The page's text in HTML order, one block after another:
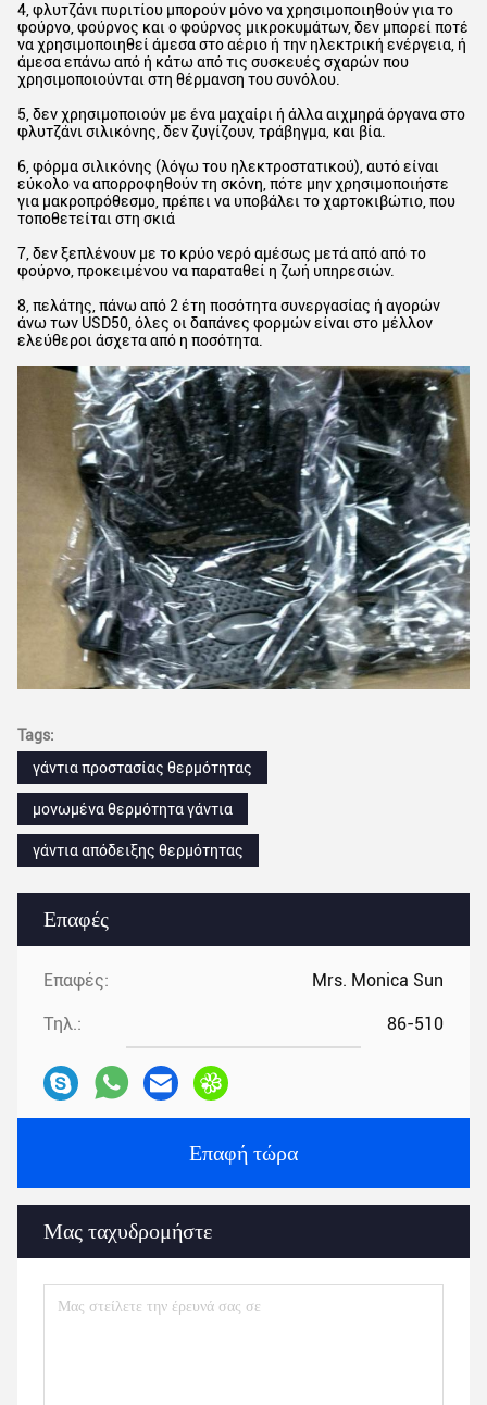
Επαφές
Επαφές: Mrs. Monica Sun
Τηλ.: 86-510
Επαφή τώρα
Μας ταχυδρομήστε
4, φλυτζάνι πυριτίου μπορούν μόνο να χρησιμοποιηθούν για το
φούρνο, φούρνος και ο φούρνος μικροκυμάτων, δεν μπορεί ποτέ
να χρησιμοποιηθεί άμεσα στο αέριο ή την ηλεκτρική ενέργεια, ή
άμεσα επάνω από ή κάτω από τις συσκευές σχαρών που
χρησιμοποιούνται στη θέρμανση του συνόλου.
5, δεν χρησιμοποιούν με ένα μαχαίρι ή άλλα αιχμηρά όργανα στο
φλυτζάνι σιλικόνης, δεν ζυγίζουν, τράβηγμα, και βία.
6, φόρμα σιλικόνης (λόγω του ηλεκτροστατικού), αυτό είναι
εύκολο να απορροφηθούν τη σκόνη, πότε μην χρησιμοποιήστε
για μακροπρόθεσμο, πρέπει να υποβάλει το χαρτοκιβώτιο, που
τοποθετείται στη σκιά
7, δεν ξεπλένουν με το κρύο νερό αμέσως μετά από από το
φούρνο, προκειμένου να παραταθεί η ζωή υπηρεσιών.
8, πελάτης, πάνω από 2 έτη ποσότητα συνεργασίας ή αγορών
άνω των USD50, όλες οι δαπάνες φορμών είναι στο μέλλον
ελεύθεροι άσχετα από η ποσότητα.
Tags:
γάντια προστασίας θερμότητας
μονωμένα θερμότητα γάντια
γάντια απόδειξης θερμότητας